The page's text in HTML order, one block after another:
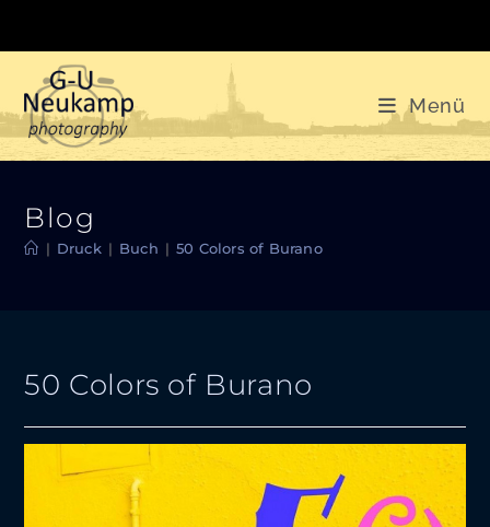
springen
Menü
Blog
| Druck | Buch | 50 Colors of Burano
50 Colors of Burano